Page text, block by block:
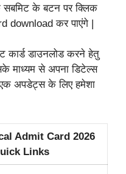
के बटन पर क्लिक
download कर पाएंगे |
कार्ड डाउनलोड करने हेतु
माध्यम से अपना डिटेल्स
अपडेट्स के लिए हमेशा
Admit Card 2026
Links